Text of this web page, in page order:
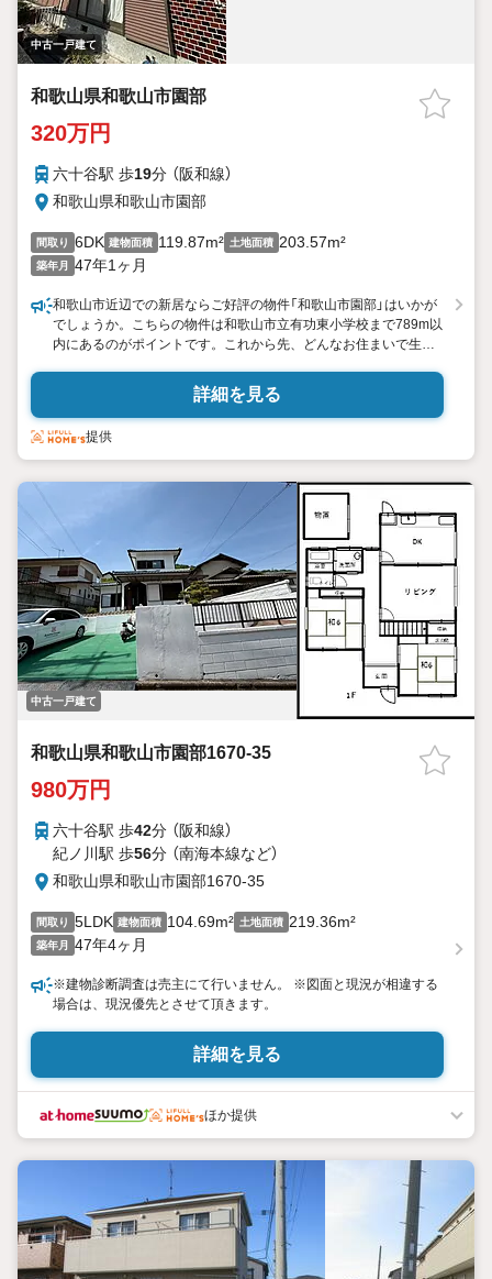
中古一戸建て
和歌山県和歌山市園部
320万円
六十谷駅 歩19分 （阪和線）
和歌山県和歌山市園部
間取り 6DK 建物面積 119.87m² 土地面積 203.57m²
築年月 47年1ヶ月
和歌山市近辺での新居ならご好評の物件「和歌山市園部」はいかが
でしょうか。こちらの物件は和歌山市立有功東小学校まで789m以
内にあるのがポイントです。これから先、どんなお住まいで生活
社にお任せください。当社では様々な不動産をご用意しておりま
詳細を見る
提供
中古一戸建て
和歌山県和歌山市園部1670-35
980万円
六十谷駅 歩42分 （阪和線）
紀ノ川駅 歩56分 （南海本線など）
和歌山県和歌山市園部1670-35
間取り 5LDK 建物面積 104.69m² 土地面積 219.36m²
築年月 47年4ヶ月
※建物診断調査は売主にて行いません。 ※図面と現況が相違する
場合は、現況優先とさせて頂きます。
詳細を見る
ほか提供